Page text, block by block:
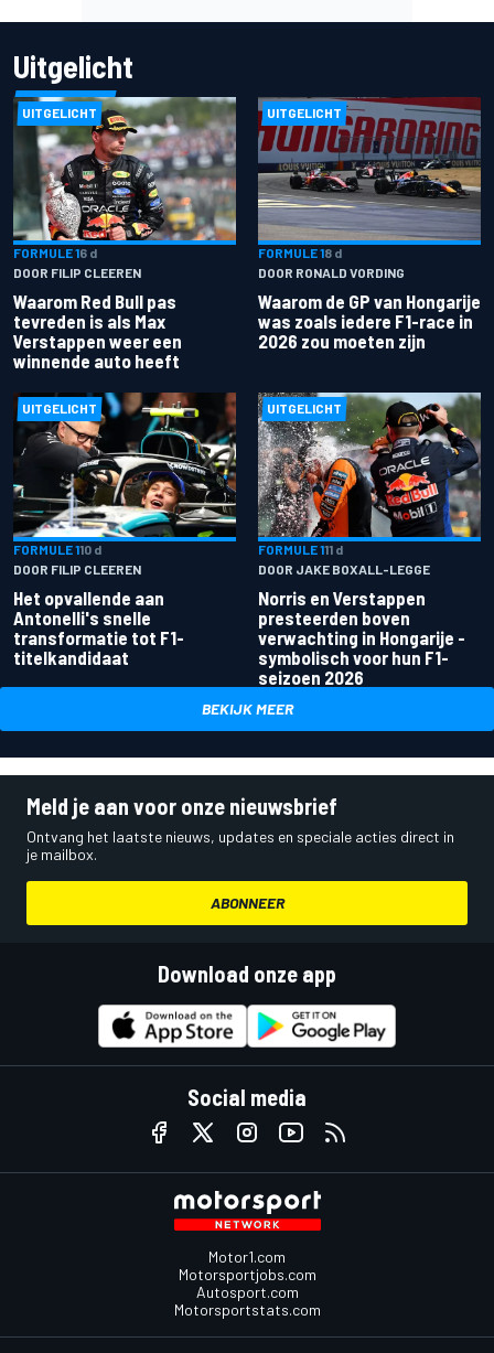
Uitgelicht
UITGELICHT
FORMULE 16 d
DOOR FILIP CLEEREN
Waarom Red Bull pas
tevreden is als Max
Verstappen weer een
winnende auto heeft
UITGELICHT
FORMULE 18 d
DOOR RONALD VORDING
Waarom de GP van Hongarije
was zoals iedere F1-race in
2026 zou moeten zijn
UITGELICHT
FORMULE 110 d
DOOR FILIP CLEEREN
Het opvallende aan
Antonelli's snelle
transformatie tot F1-
titelkandidaat
UITGELICHT
FORMULE 111 d
DOOR JAKE BOXALL-LEGGE
Norris en Verstappen
presteerden boven
verwachting in Hongarije -
symbolisch voor hun F1-
seizoen 2026
BEKIJK MEER
Meld je aan voor onze nieuwsbrief
Ontvang het laatste nieuws, updates en speciale acties direct in
je mailbox.
ABONNEER
Download onze app
Social media
Motor1.com
Motorsportjobs.com
Autosport.com
Motorsportstats.com